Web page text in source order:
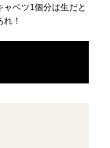
ベツ1個分は生だと
！